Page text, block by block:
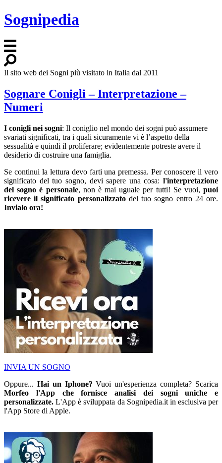
Sognipedia
Il sito web dei Sogni più visitato in Italia dal 2011
Sognare Conigli – Interpretazione –
Numeri
I conigli nei sogni: Il coniglio nel mondo dei sogni può assumere
svariati significati, tra i quali sicuramente vi è l’aspetto della
sessualità e quindi il proliferare; evidentemente potreste avere il
desiderio di costruire una famiglia.
Se continui la lettura devo farti una premessa. Per conoscere il vero
significato del tuo sogno, devi sapere una cosa: l'interpretazione
del sogno è personale, non è mai uguale per tutti! Se vuoi, puoi
ricevere il significato personalizzatodel tuo sogno entro 24 ore.
Invialo ora!
INVIA UN SOGNO
Oppure... Hai un Iphone? Vuoi un'esperienza completa? Scarica
Morfeo l'App che fornisce analisi dei sogni uniche e
personalizzate. L'App è sviluppata da Sognipedia.it in esclusiva per
l'App Store di Apple.